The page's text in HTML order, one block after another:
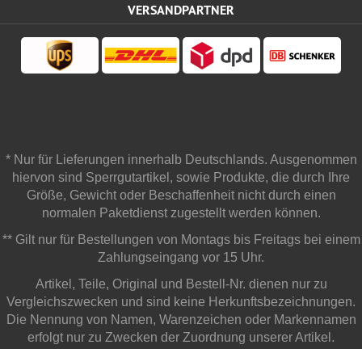
VERSANDPARTNER
* Nur für Lieferungen innerhalb Deutschlands. Ausgenommen
hiervon sind Sperrgutartikel, sowie Produkte, die durch Ihre
Größe, Gewicht oder Beschaffenheit nicht durch einen
normalen Paketdienst zugestellt werden können.
** Gilt nur für Bestellungen von Montags bis Freitags bei einem
Zahlungseingang vor 15 Uhr.
Artikel, Teile, Original und Bestell-Nr. dienen nur zu
Vergleichszwecken und sind keine Herkunftsbezeichnungen.
Die Nennung von Namen, Warenzeichen oder Markennamen
erfolgt nur zu Zwecken der Zuordnung unserer Artikel.